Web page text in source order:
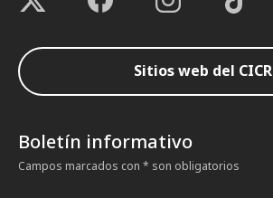
Sitios web del CICR
Boletín informativo
Campos marcados con * son obligatorios